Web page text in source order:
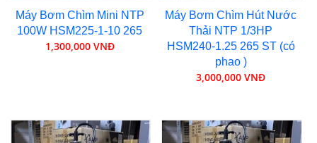
Máy Bơm Chìm Mini NTP
100W HSM225-1-10 265
1,300,000 VNĐ
Máy Bơm Chìm Hút Nước
Thải NTP 1/3HP
HSM240-1.25 265 ST (có
phao )
3,000,000 VNĐ